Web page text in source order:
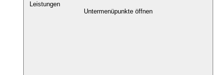
Leistungen
Untermenüpunkte öffnen